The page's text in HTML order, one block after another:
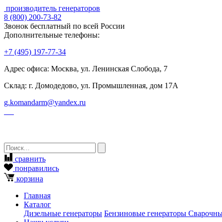
производитель генераторов
8 (800) 200-73-82
Звонок бесплатный по всей России
Дополнительные телефоны:
+7 (495) 197-77-34
Адрес офиса: Москва, ул. Ленинская Слобода, 7
Склад: г. Домодедово, ул. Промышленная, дом 17А
g.komandarm@yandex.ru
сравнить
понравились
корзина
Главная
Каталог
Дизельные генераторы Бензиновые генераторы